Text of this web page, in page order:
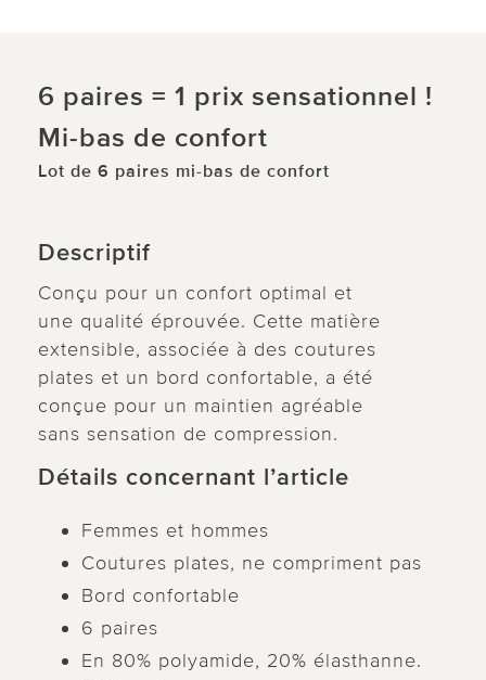
6 paires = 1 prix sensationnel !
Mi-bas de confort
Lot de 6 paires mi-bas de confort
Descriptif
Conçu pour un confort optimal et
une qualité éprouvée. Cette matière
extensible, associée à des coutures
plates et un bord confortable, a été
conçue pour un maintien agréable
sans sensation de compression.
Détails concernant l’article
Femmes et hommes
Coutures plates, ne compriment pas
Bord confortable
6 paires
En 80% polyamide, 20% élasthanne.